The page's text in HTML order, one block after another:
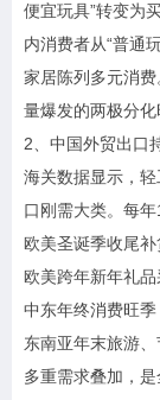
便宜玩具”转变为
内消费者从“普通
家居陈列多元消
量爆发的两极分化
2、中国外贸出口
海关数据显示，
口刚需大类。每
欧美圣诞季收尾补
欧美跨年新年礼品
中东年终消费旺季
东南亚年末旅游
多重需求叠加，